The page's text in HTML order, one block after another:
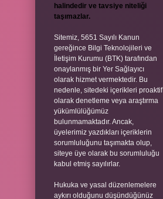
halindedir ve tavsiye niteliği
taşımazlar.
Sitemiz, 5651 Sayılı Kanun
gereğince Bilgi Teknolojileri ve
İletişim Kurumu (BTK) tarafından
onaylanmış bir Yer Sağlayıcı
olarak hizmet vermektedir. Bu
nedenle, sitedeki içerikleri proaktif
olarak denetleme veya araştırma
yükümlülüğümüz
bulunmamaktadır. Ancak,
üyelerimiz yazdıkları içeriklerin
sorumluluğunu taşımakta olup,
siteye üye olarak bu sorumluluğu
kabul etmiş sayılırlar.
Hukuka ve yasal düzenlemelere
aykırı olduğunu düşündüğünüz